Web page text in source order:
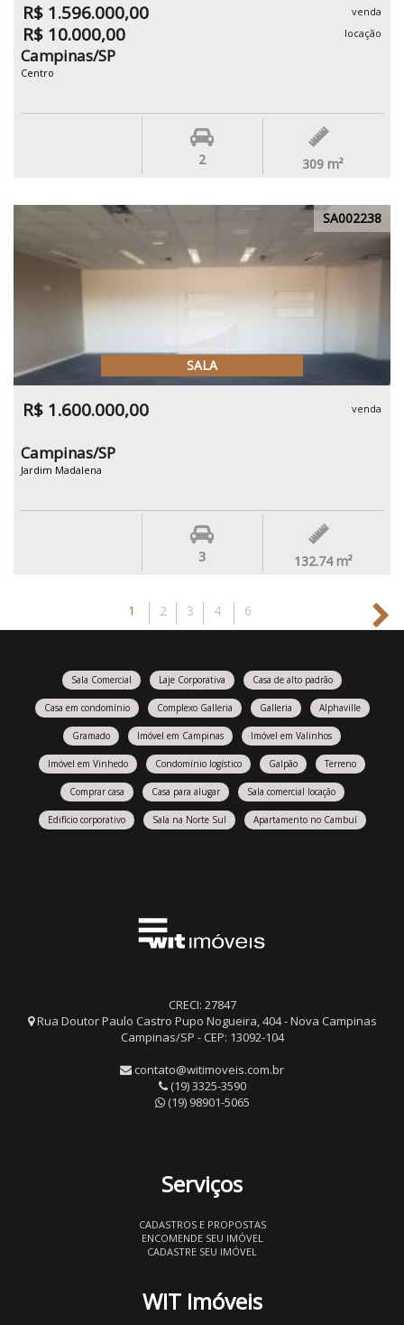
R$ 1.596.000,00 venda
R$ 10.000,00 locação
Campinas/SP
Centro
2 309 m²
SA002238
SALA
R$ 1.600.000,00 venda
Campinas/SP
Jardim Madalena
3 132.74 m²
1 2 3 4 6
Sala Comercial Laje Corporativa Casa de alto padrão
Casa em condomínio Complexo Galleria Galleria Alphaville
Gramado Imóvel em Campinas Imóvel em Valinhos
Imóvel em Vinhedo Condomínio logístico Galpão Terreno
Comprar casa Casa para alugar Sala comercial locação
Edifício corporativo Sala na Norte Sul Apartamento no Cambuí
CRECI: 27847
Rua Doutor Paulo Castro Pupo Nogueira, 404 - Nova Campinas
Campinas/SP - CEP: 13092-104
contato@witimoveis.com.br
(19) 3325-3590
(19) 98901-5065
Serviços
CADASTROS E PROPOSTAS
ENCOMENDE SEU IMÓVEL
CADASTRE SEU IMÓVEL
WIT Imóveis